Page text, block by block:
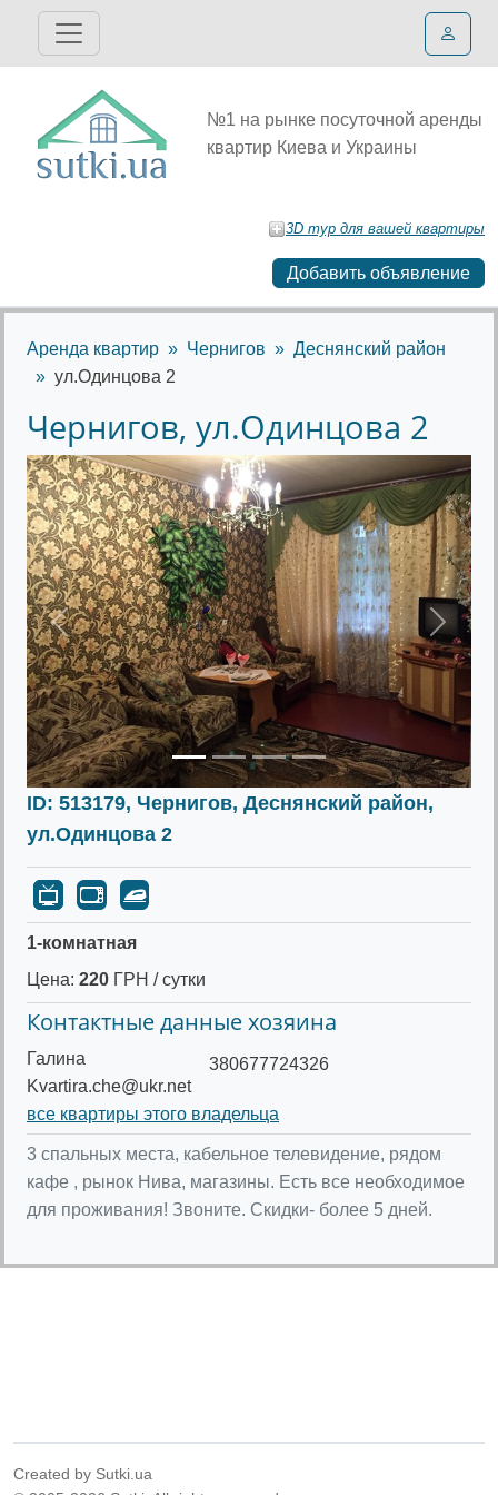
№1 на рынке посуточной аренды
квартир Киева и Украины
3D тур для вашей квартиры
Добавить объявление
Аренда квартир Чернигов
Деснянский район
ул.Одинцова 2
Чернигов, ул.Одинцова 2
Предыдущее
ID: 513179, Чернигов, Деснянский район,
ул.Одинцова 2
1-комнатная
Цена: 220 ГРН / сутки
Контактные данные хозяина
Галина
Kvartira.che@ukr.net
380677724326
все квартиры этого владельца
3 спальных места, кабельное телевидение, рядом
кафе , рынок Нива, магазины. Есть все необходимое
для проживания! Звоните. Скидки- более 5 дней.
Created by Sutki.ua